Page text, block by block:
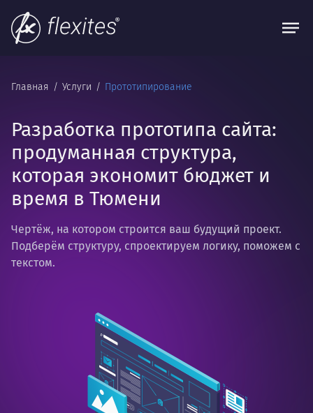
Главная Услуги Прототипирование
Разработка прототипа сайта:
продуманная структура,
которая экономит бюджет и
время в Тюмени
Чертёж, на котором строится ваш будущий проект.
Подберём структуру, спроектируем логику, поможем с
текстом.